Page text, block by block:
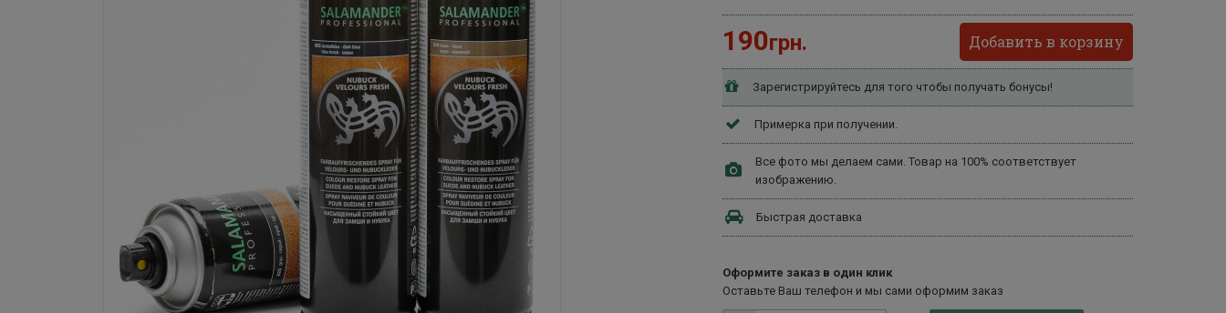
190грн. Добавить в корзину
Зарегистрируйтесь для того чтобы получать бонусы!
Примерка при получении.
Все фото мы делаем сами. Товар на 100% соответствует
изображению.
Быстрая доставка
Оформите заказ в один клик
Оставьте Ваш телефон и мы сами оформим заказ